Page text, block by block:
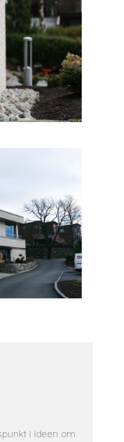
i ideen om